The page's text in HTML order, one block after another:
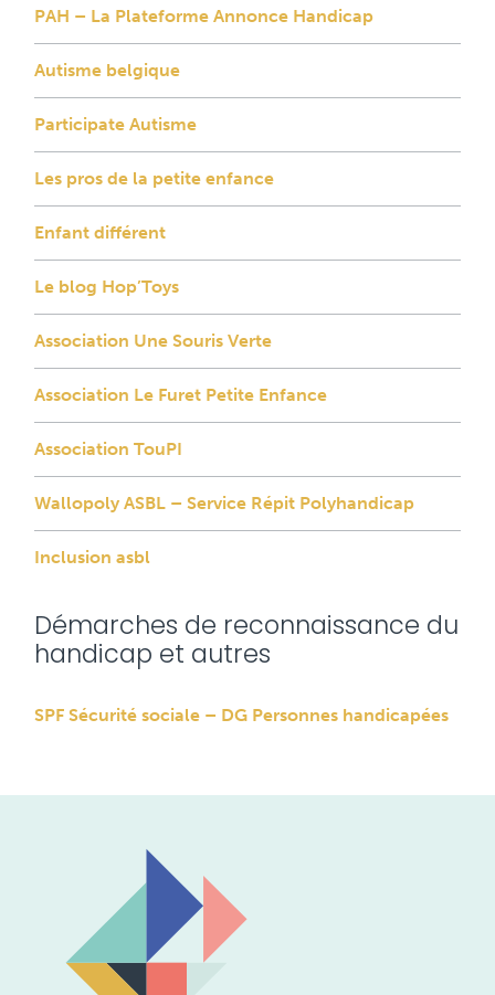
PAH – La Plateforme Annonce Handicap
Autisme belgique
Participate Autisme
Les pros de la petite enfance
Enfant différent
Le blog Hop’Toys
Association Une Souris Verte
Association Le Furet Petite Enfance
Association TouPI
Wallopoly ASBL – Service Répit Polyhandicap
Inclusion asbl
Démarches de reconnaissance du
handicap et autres
SPF Sécurité sociale – DG Personnes handicapées